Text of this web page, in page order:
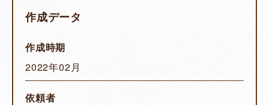
作成データ
作成時期
2022年02月
依頼者